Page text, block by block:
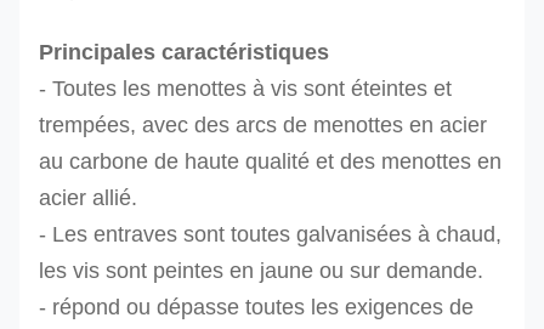
Principales caractéristiques
- Toutes les menottes à vis sont éteintes et
trempées, avec des arcs de menottes en acier
au carbone de haute qualité et des menottes en
acier allié.
- Les entraves sont toutes galvanisées à chaud,
les vis sont peintes en jaune ou sur demande.
- répond ou dépasse toutes les exigences de